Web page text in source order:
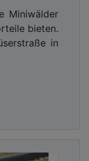
Miniwälder
bieten.
in